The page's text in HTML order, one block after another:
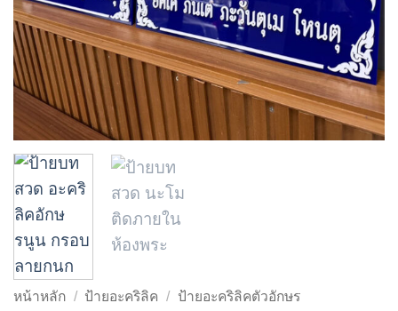
หน้าหลัก / ป้ายอะคริลิค / ป้ายอะคริลิคตัวอักษร